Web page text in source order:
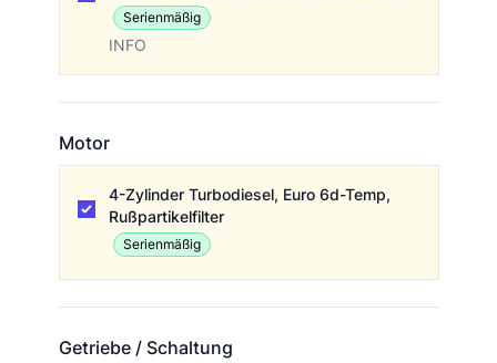
Serienmäßig
INFO
Motor
4-Zylinder Turbodiesel, Euro 6d-Temp,
Rußpartikelfilter
Serienmäßig
Getriebe / Schaltung